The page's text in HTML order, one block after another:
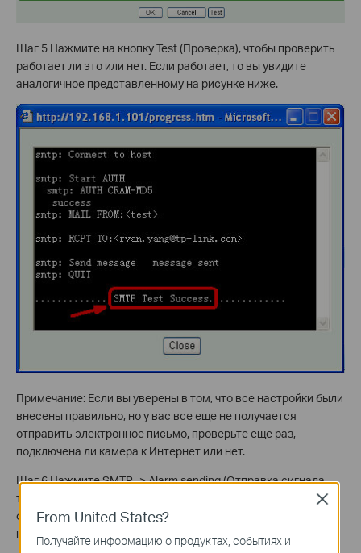
Шаг 5 Нажмите на кнопку Test (Проверка), чтобы проверить
работает ли это или нет. Если работает, то вы увидите
аналогичное представленному на рисунке ниже.
Примечание: Если вы уверены в том, что все настройки были
внесены правильно, но у вас все еще не получается
отправить электронное письмо, проверьте еще раз,
подключена ли камера к Интернет или нет.
Шаг 6 Нажмите SMTP -> Alarm sending (Отправка сигнала
тревоги) в левой стороне меню, затем справа включите
функцию. Что касается Effective Period (Период действия), в
качестве примера мы рассмотрим расписание.
From United States?
Получайте информацию о продуктах, событиях и
Close